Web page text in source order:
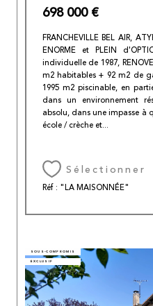
698 000 €
FRANCHEVILLE BEL AIR,
ENORME et PLEIN
individuelle de 1987,
m2 habitables + 92 m2 de
1995 m2 piscinable, en
dans un environnement
absolu, dans une impasse à
école / crèche et...
Sélectionner
Réf : "LA MAISONNÉE"
SOUS-COMPROMIS
EXCLUSIF